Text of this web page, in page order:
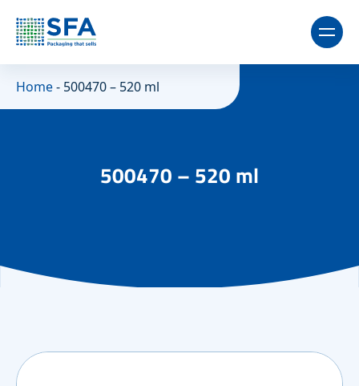
Home- 500470 – 520 ml
500470 – 520 ml